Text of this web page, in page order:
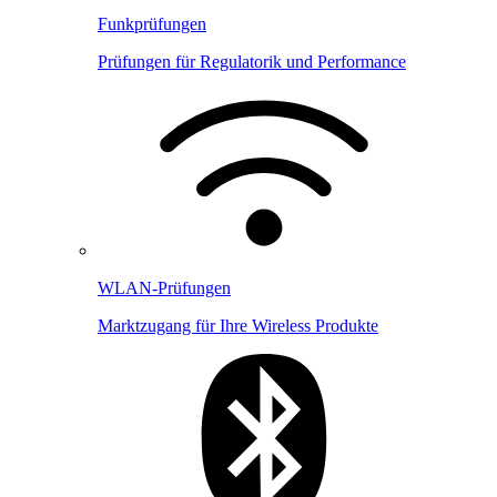
Funkprüfungen
Prüfungen für Regulatorik und Performance
WLAN-Prüfungen
Marktzugang für Ihre Wireless Produkte